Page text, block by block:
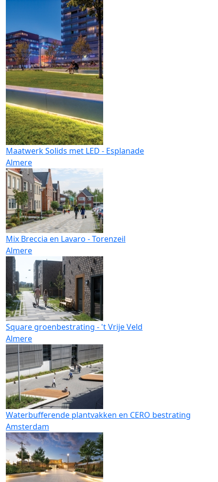
Maatwerk Solids met LED - Esplanade
Almere
Mix Breccia en Lavaro - Torenzeil
Almere
Square groenbestrating - 't Vrije Veld
Almere
Waterbufferende plantvakken en CERO bestrating
Amsterdam